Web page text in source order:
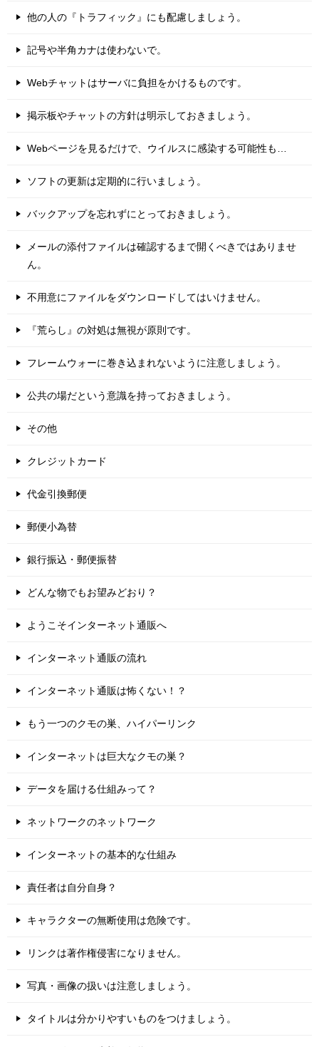
他の人の『トラフィック』にも配慮しましょう。
記号や半角カナは使わないで。
Webチャットはサーバに負担をかけるものです。
掲示板やチャットの方針は明示しておきましょう。
Webページを見るだけで、ウイルスに感染する可能性も…
ソフトの更新は定期的に行いましょう。
バックアップを忘れずにとっておきましょう。
メールの添付ファイルは確認するまで開くべきではありませ
ん。
不用意にファイルをダウンロードしてはいけません。
『荒らし』の対処は無視が原則です。
フレームウォーに巻き込まれないように注意しましょう。
公共の場だという意識を持っておきましょう。
その他
クレジットカード
代金引換郵便
郵便小為替
銀行振込・郵便振替
どんな物でもお望みどおり？
ようこそインターネット通販へ
インターネット通販の流れ
インターネット通販は怖くない！？
もう一つのクモの巣、ハイパーリンク
インターネットは巨大なクモの巣？
データを届ける仕組みって？
ネットワークのネットワーク
インターネットの基本的な仕組み
責任者は自分自身？
キャラクターの無断使用は危険です。
リンクは著作権侵害になりません。
写真・画像の扱いは注意しましょう。
タイトルは分かりやすいものをつけましょう。